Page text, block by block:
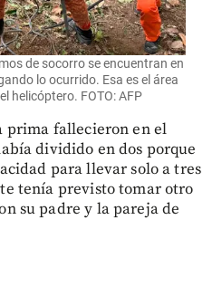
de socorro se encuentran en
lo ocurrido. Esa es el área
helicóptero. FOTO: AFP
prima fallecieron en el
dividido en dos porque
para llevar solo a tres
tenía previsto tomar otro
su padre y la pareja de